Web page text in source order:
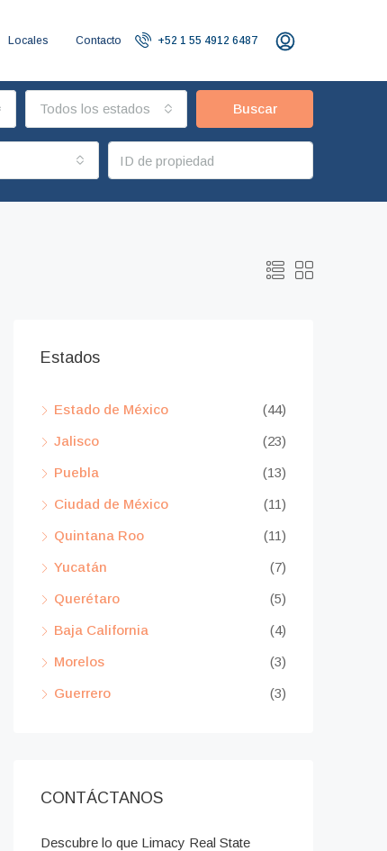
Locales Contacto +52 1 55 4912 6487
Todos los estados Buscar
Estados
Estado de México (44)
Jalisco (23)
Puebla (13)
Ciudad de México (11)
Quintana Roo (11)
Yucatán (7)
Querétaro (5)
Baja California (4)
Morelos (3)
Guerrero (3)
CONTÁCTANOS
Descubre lo que Limacy Real State